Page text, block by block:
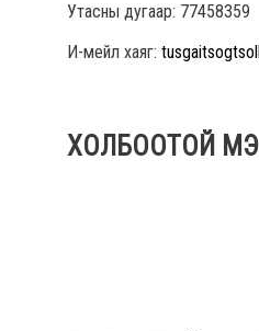
Утасны дугаар: 77458359
И-мейл хаяг:
ХОЛБООТОЙ